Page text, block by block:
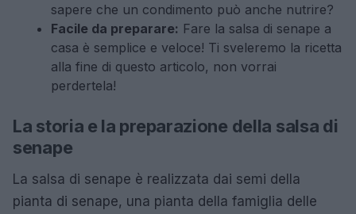
sapere che un condimento può anche nutrire?
Facile da preparare: Fare la salsa di senape a
casa è semplice e veloce! Ti sveleremo la ricetta
alla fine di questo articolo, non vorrai
perdertela!
La storia e la preparazione della salsa di
senape
La salsa di senape è realizzata dai semi della
pianta di senape, una pianta della famiglia delle